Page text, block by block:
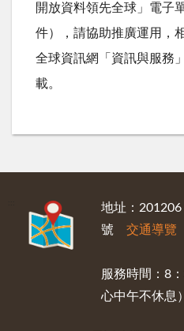
開放資料領先全球」電子
件），請協助推廣運用，
全球資訊網「資訊與服務
載。
地址：
號 交通導覽
服務時間：8
心中午不休息）